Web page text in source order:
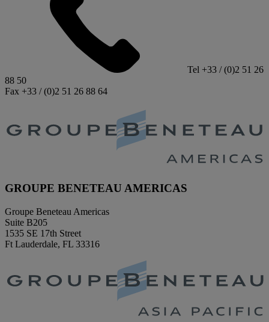
Tel +33 / (0)2 51 26
88 50
Fax +33 / (0)2 51 26 88 64
GROUPE BENETEAU AMERICAS
Groupe Beneteau Americas
Suite B205
1535 SE 17th Street
Ft Lauderdale, FL 33316